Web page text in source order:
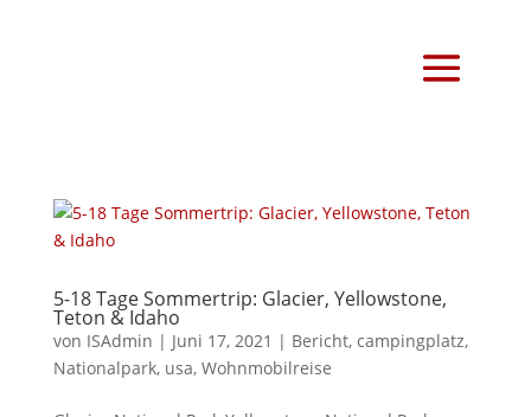
5-18 Tage Sommertrip: Glacier, Yellowstone,
Teton & Idaho
von ISAdmin | Juni 17, 2021 | Bericht, campingplatz,
Nationalpark, usa, Wohnmobilreise